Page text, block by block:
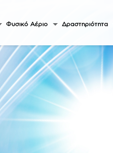
Φυσικό Αέριο Δραστηριότητα